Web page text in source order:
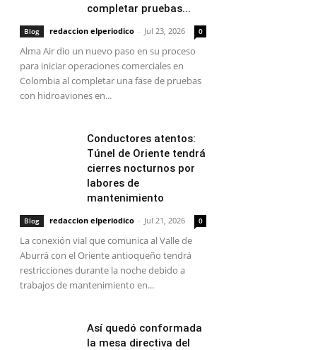
completar pruebas...
Blog redaccion elperiodico - Jul 23, 2026 0
Alma Air dio un nuevo paso en su proceso
para iniciar operaciones comerciales en
Colombia al completar una fase de pruebas
con hidroaviones en...
Conductores atentos:
Túnel de Oriente tendrá
cierres nocturnos por
labores de
mantenimiento
Blog redaccion elperiodico - Jul 21, 2026 0
La conexión vial que comunica al Valle de
Aburrá con el Oriente antioqueño tendrá
restricciones durante la noche debido a
trabajos de mantenimiento en...
Así quedó conformada
la mesa directiva del